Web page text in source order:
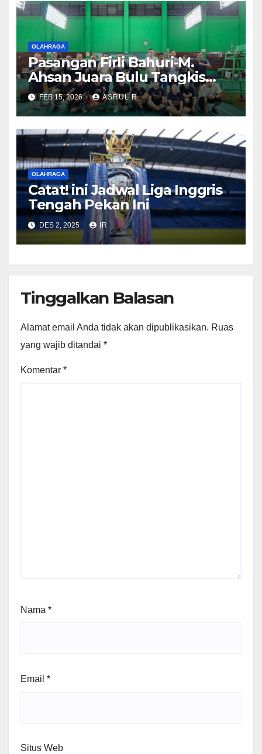
OLAHRAGA
Pasangan Firli Bahuri-M.
Ahsan Juara Bulu Tangkis
Piala Gong Xi Fa Chai 2026
FEB 15, 2026 ASRUL R
OLAHRAGA
Catat! ini Jadwal Liga Inggris
Tengah Pekan Ini
DES 2, 2025 IR
Tinggalkan Balasan
Alamat email Anda tidak akan dipublikasikan. Ruas
yang wajib ditandai *
Komentar *
Nama *
Email *
Situs Web